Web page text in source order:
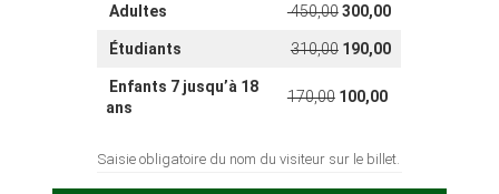
Adultes 450,00300,00
Étudiants 310,00 190,00
Enfants 7 jusqu’à 18
ans
170,00 100,00
Saisie obligatoire du nom du visiteur sur le billet.